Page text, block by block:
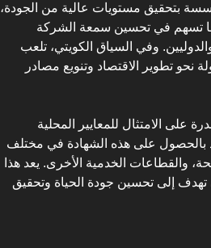
بتحقيق مستويات عالية من الجودة،
كما تسهم في تحسين سمعة الشركة
وفي السياق الكويتي، تلعب
نحو تطوير الاقتصاد وتنويع مصادر
على الامتثال للمعايير المحلية
بالحصول على هذه الشهادة في مختلف
والقطاعات الخدمية الأخرى. يعد هذا
جزءًا من رؤية الكويت 2035 التي تهدف إلى تحسين جودة الحياة وتحقيق